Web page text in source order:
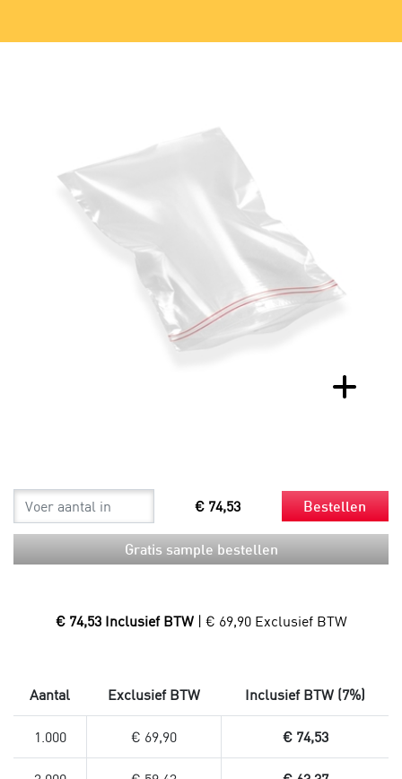
€ 74,53 Bestellen
Gratis sample bestellen
€ 74,53 Inclusief BTW | € 69,90 Exclusief BTW
Aantal Exclusief BTW Inclusief BTW (7%)
1.000 € 69,90 € 74,53